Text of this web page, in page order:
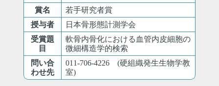
賞名
若手研究者賞
授与者
日本骨形態計測学会
受賞題
目
軟骨内骨化における血管内皮細胞の
微細構造学的検索
問い合
わせ先
011-706-4226 (硬組織発生生物学教
室)